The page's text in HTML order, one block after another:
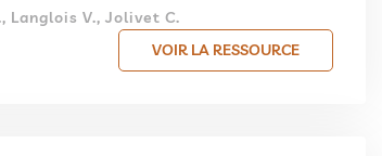
Langlois V., Jolivet C.
VOIR LA RESSOURCE